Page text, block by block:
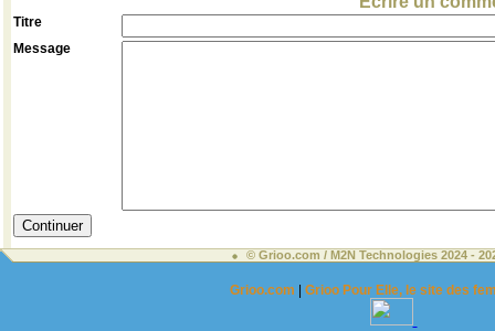
Titre
Message
© Grioo.com / M2N Technologies 2024 -
Grioo.com |Grioo Pour Elle, le site des